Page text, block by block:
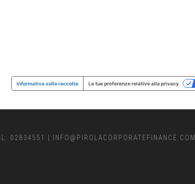
02834551 INFO@PIROLACORPORATEFINANCE.COM
Informativa sulla raccolta Le tue preferenze relative alla privacy